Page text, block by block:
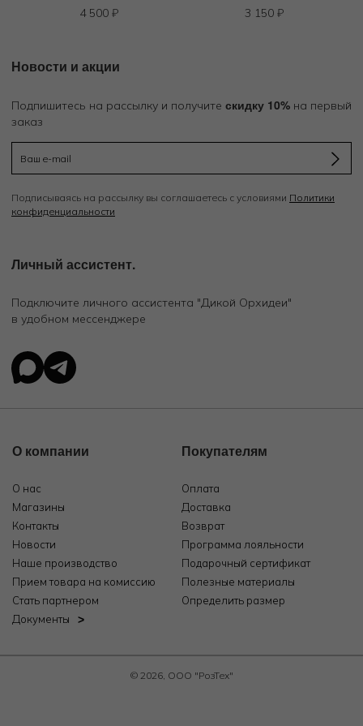
4 500 ₽ 3 150 ₽
Новости и акции
Подпишитесь на рассылку и получите скидку 10% на первый
заказ
Подписываясь на рассылку вы соглашаетесь с условиями Политики
конфиденциальности
Личный ассистент.
Подключите личного ассистента "Дикой Орхидеи"
в удобном мессенджере
О компании
О нас
Магазины
Контакты
Новости
Наше производство
Прием товара на комиссию
Стать партнером
Документы
Покупателям
Оплата
Доставка
Возврат
Программа лояльности
Подарочный сертификат
Полезные материалы
Определить размер
© 2026, ООО "РозТех"